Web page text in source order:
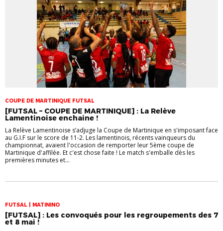
COUPE DE MARTINIQUE FUTSAL
[FUTSAL – COUPE DE MARTINIQUE] : La Relève
Lamentinoise enchaine !
La Relève Lamentinoise s’adjuge la Coupe de Martinique en s'imposant face
au G.I.F sur le score de 11-2. Les lamentinois, récents vainqueurs du
championnat, avaient l'occasion de remporter leur 5ème coupe de
Martinique d'affilée. Et c'est chose faite ! Le match s'emballe dès les
premières minutes et...
FUTSAL | MATININO
[FUTSAL] : Les convoqués pour les regroupements des 7
et 8 mai !